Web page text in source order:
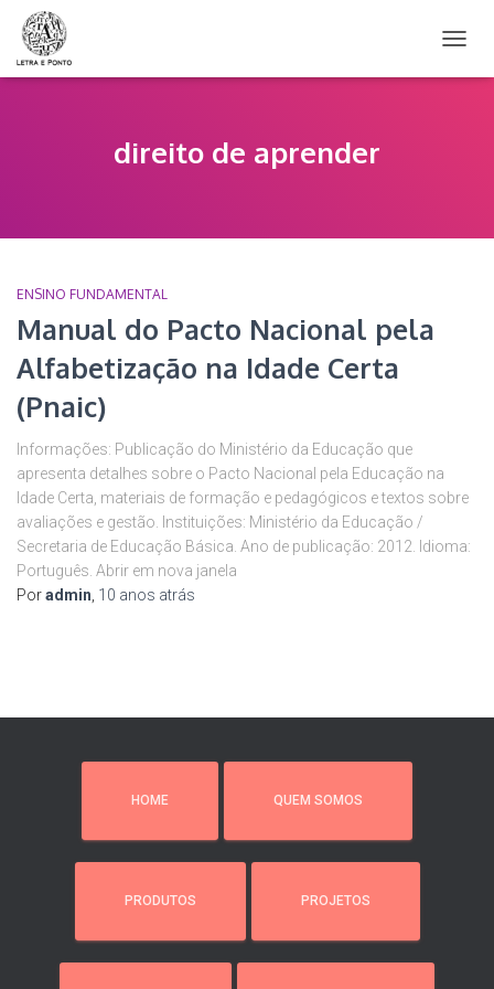
direito de aprender
ENSINO FUNDAMENTAL
Manual do Pacto Nacional pela
Alfabetização na Idade Certa
(Pnaic)
Informações: Publicação do Ministério da Educação que
apresenta detalhes sobre o Pacto Nacional pela Educação na
Idade Certa, materiais de formação e pedagógicos e textos sobre
avaliações e gestão. Instituições: Ministério da Educação /
Secretaria de Educação Básica. Ano de publicação: 2012. Idioma:
Português. Abrir em nova janela
Poradmin 10 anos atrás
HOME QUEM SOMOS
PRODUTOS PROJETOS